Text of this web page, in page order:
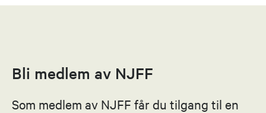
Bli medlem av NJFF
Som medlem av NJFF får du tilgang til en